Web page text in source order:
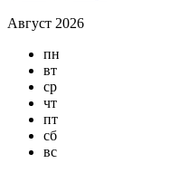
Август 2026
пн
вт
ср
чт
пт
сб
вс